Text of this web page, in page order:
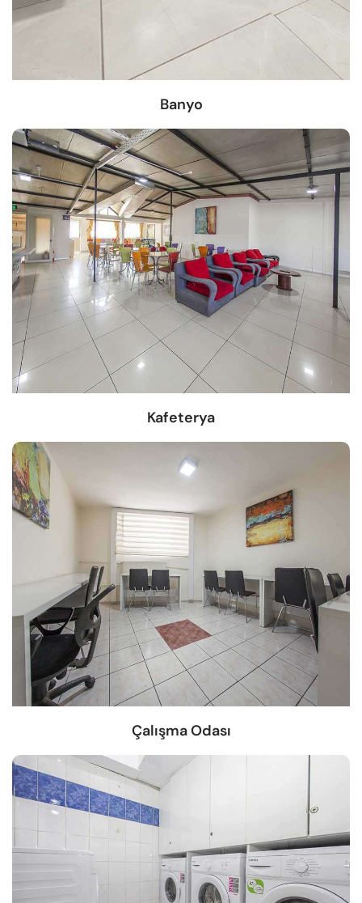
Banyo
Kafeterya
Çalışma Odası